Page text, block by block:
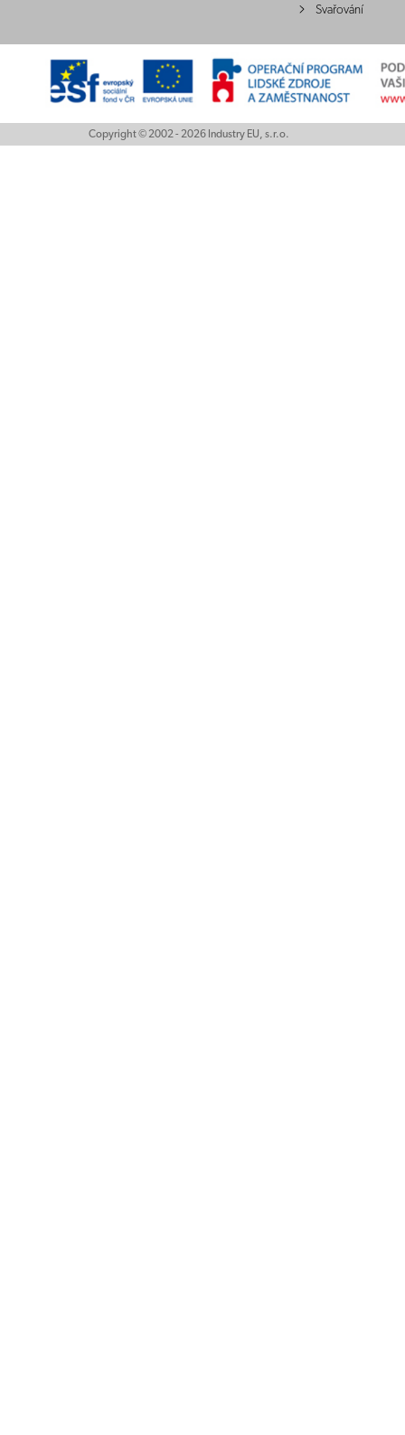
Svařování
Copyright © 2002 - 2026 Industry EU, s.r.o.